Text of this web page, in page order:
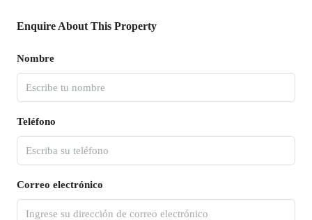
Enquire About This Property
Nombre
Teléfono
Correo electrónico